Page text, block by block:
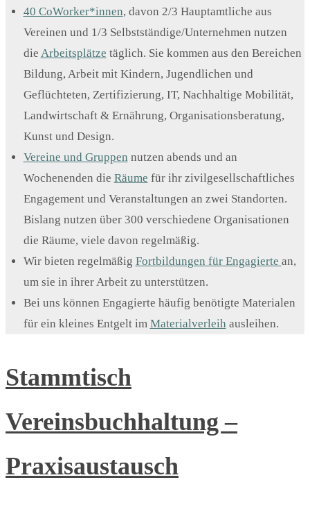
40 CoWorker*innen, davon 2/3 Hauptamtliche aus
Vereinen und 1/3 Selbstständige/Unternehmen nutzen
die Arbeitsplätze täglich. Sie kommen aus den Bereichen
Bildung, Arbeit mit Kindern, Jugendlichen und
Geflüchteten, Zertifizierung, IT, Nachhaltige Mobilität,
Landwirtschaft & Ernährung, Organisationsberatung,
Kunst und Design.
Vereine und Gruppen nutzen abends und an
Wochenenden die Räume für ihr zivilgesellschaftliches
Engagement und Veranstaltungen an zwei Standorten.
Bislang nutzen über 300 verschiedene Organisationen
die Räume, viele davon regelmäßig.
Wir bieten regelmäßig Fortbildungen für Engagierte an,
um sie in ihrer Arbeit zu unterstützen.
Bei uns können Engagierte häufig benötigte Materialen
für ein kleines Entgelt im Materialverleih ausleihen.
Stammtisch
Vereinsbuchhaltung –
Praxisaustausch